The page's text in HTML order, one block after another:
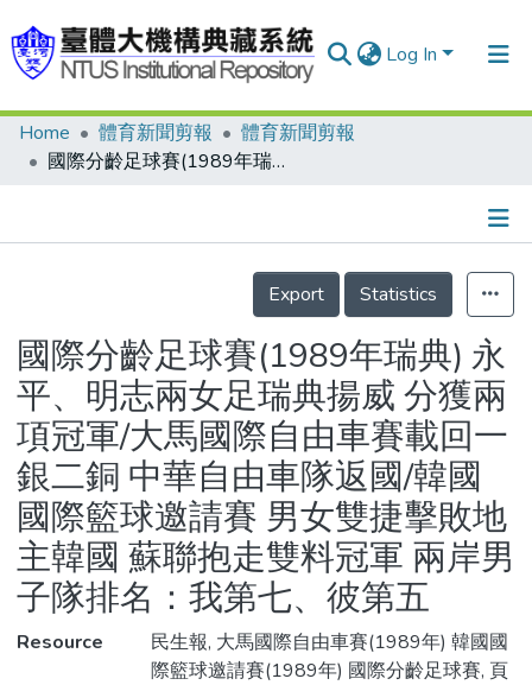
Log In
Communities & Collections
Statistics
Home 體育新聞剪報
體育新聞剪報
國際分齡足球賽(1989年瑞典) 永平、明志兩女足瑞典揚威 分獲兩項冠軍/大馬國際自由車賽載回一銀二銅 中華自由車隊返國/韓國國際籃球邀請賽 男女雙捷擊敗地主韓國 蘇聯抱走雙料冠軍 兩岸男子隊排名：我第七、彼第五
Details
Export
Statistics
國際分齡足球賽(1989年瑞典) 永
平、明志兩女足瑞典揚威 分獲兩
項冠軍/大馬國際自由車賽載回一
銀二銅 中華自由車隊返國/韓國
國際籃球邀請賽 男女雙捷擊敗地
主韓國 蘇聯抱走雙料冠軍 兩岸男
子隊排名：我第七、彼第五
Resource
民生報, 大馬國際自由車賽(1989年) 韓國國
際籃球邀請賽(1989年) 國際分齡足球賽, 頁